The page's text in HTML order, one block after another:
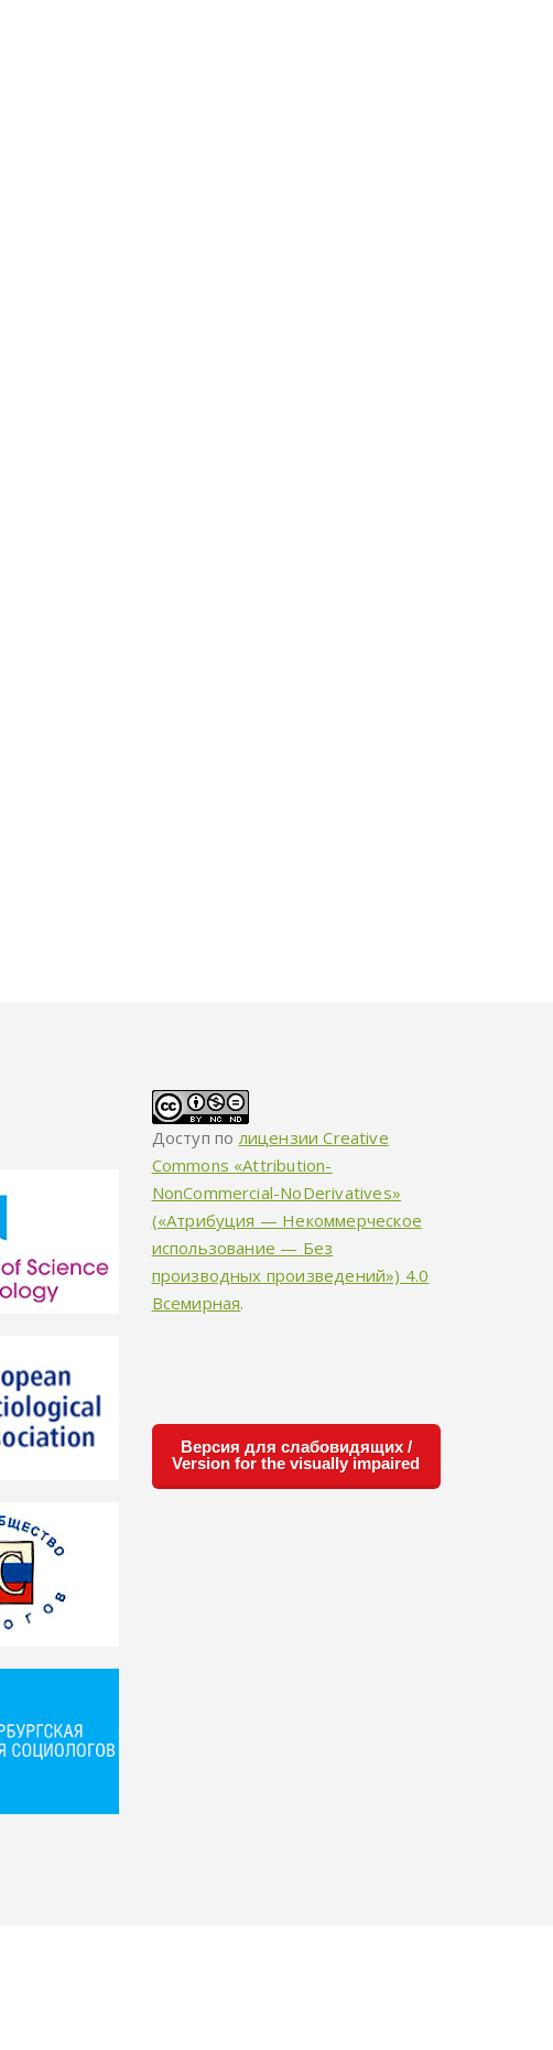
Доступ по лицензии Creative
Commons «Attribution-
NonCommercial-NoDerivatives»
(«Атрибуция — Некоммерческое
использование — Без
производных произведений») 4.0
Всемирная.
Версия для слабовидящих /
Version for the visually impaired